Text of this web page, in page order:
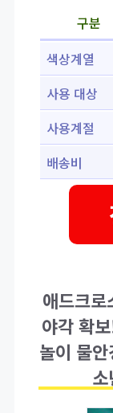
구분
색상계열
사용 대상
사용계절
배송비
애드크
야각 확
놀이 물